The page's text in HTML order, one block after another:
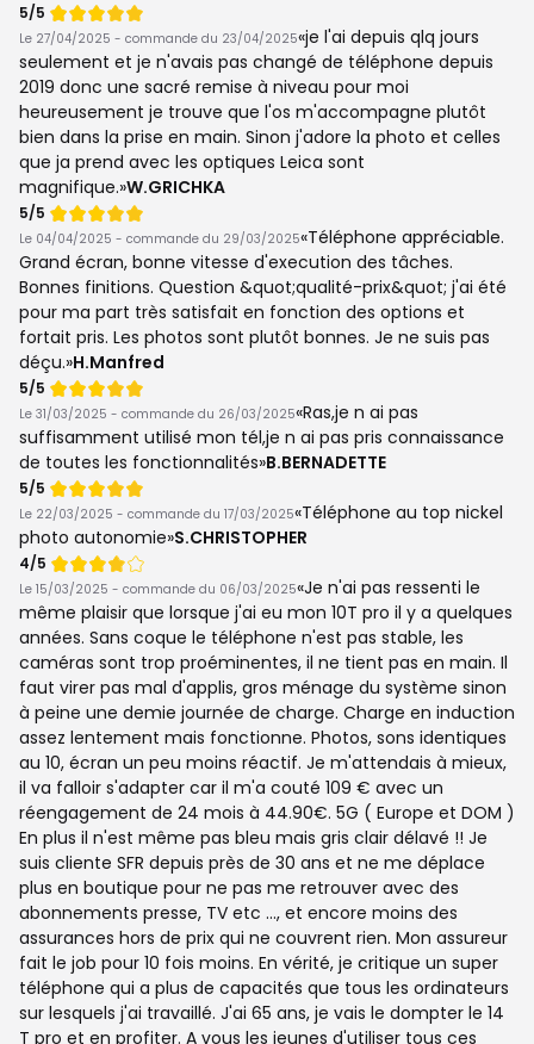
Note
de
5/5
Le 27/04/2025 - commande du 23/04/2025 je l'ai depuis qlq jours
seulement et je n'avais pas changé de téléphone depuis
2019 donc une sacré remise à niveau pour moi
heureusement je trouve que l'os m'accompagne plutôt
bien dans la prise en main. Sinon j'adore la photo et celles
que ja prend avec les optiques Leica sont
magnifique. W.GRICHKA
Note
de
5/5
Le 04/04/2025 - commande du 29/03/2025 Téléphone appréciable.
Grand écran, bonne vitesse d'execution des tâches.
Bonnes finitions. Question &quot;qualité-prix&quot; j'ai été
pour ma part très satisfait en fonction des options et
fortait pris. Les photos sont plutôt bonnes. Je ne suis pas
déçu. H.Manfred
Note
de
5/5
Le 31/03/2025 - commande du 26/03/2025 Ras,je n ai pas
suffisamment utilisé mon tél,je n ai pas pris connaissance
de toutes les fonctionnalités B.BERNADETTE
Note
de
5/5
Le 22/03/2025 - commande du 17/03/2025 Téléphone au top nickel
photo autonomie S.CHRISTOPHER
Note
de
4/5
Le 15/03/2025 - commande du 06/03/2025 Je n'ai pas ressenti le
même plaisir que lorsque j'ai eu mon 10T pro il y a quelques
années. Sans coque le téléphone n'est pas stable, les
caméras sont trop proéminentes, il ne tient pas en main. Il
faut virer pas mal d'applis, gros ménage du système sinon
à peine une demie journée de charge. Charge en induction
assez lentement mais fonctionne. Photos, sons identiques
au 10, écran un peu moins réactif. Je m'attendais à mieux,
il va falloir s'adapter car il m'a couté 109 € avec un
réengagement de 24 mois à 44.90€. 5G ( Europe et DOM )
En plus il n'est même pas bleu mais gris clair délavé !! Je
suis cliente SFR depuis près de 30 ans et ne me déplace
plus en boutique pour ne pas me retrouver avec des
abonnements presse, TV etc ..., et encore moins des
assurances hors de prix qui ne couvrent rien. Mon assureur
fait le job pour 10 fois moins. En vérité, je critique un super
téléphone qui a plus de capacités que tous les ordinateurs
sur lesquels j'ai travaillé. J'ai 65 ans, je vais le dompter le 14
T pro et en profiter. A vous les jeunes d'utiliser tous ces